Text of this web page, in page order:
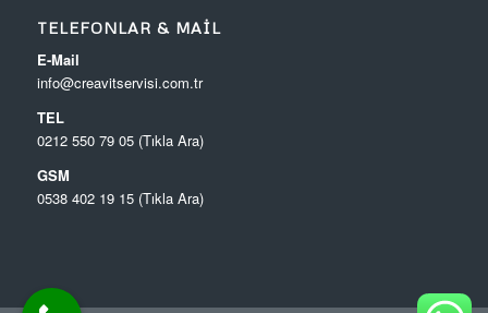
TELEFONLAR & MAIL
E-Mail
info@creavitservisi.com.tr
TEL
0212 550 79 05 (Tıkla Ara)
GSM
0538 402 19 15 (Tıkla Ara)